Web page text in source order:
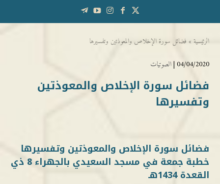
الرئيسية » فضائل سورة الإخلاص والمعوذتين وتفسيرها
04/04/2020 | الصوتيات
فضائل سورة الإخلاص والمعوذتين
وتفسيرها
فضائل سورة الإخلاص والمعوذتين وتفسيرها
خطبة جمعة في مسجد السعيدي بالجهراء 8 ذي
القعدة 1434هـ